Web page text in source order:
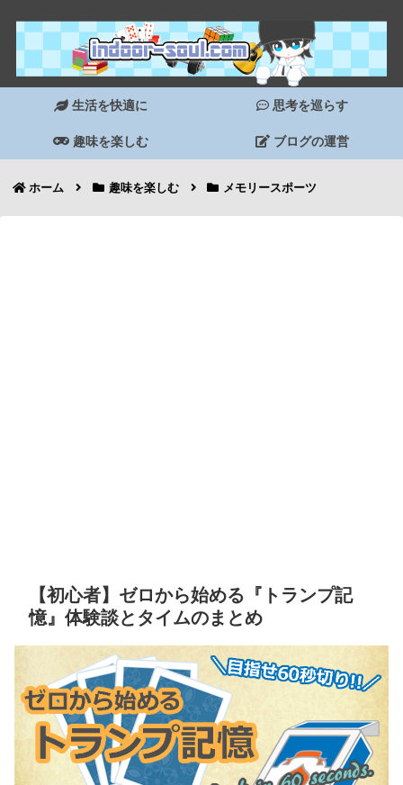
生活を快適に 思考を巡らす
趣味を楽しむ ブログの運営
ホーム 趣味を楽しむ メモリースポーツ
【初心者】ゼロから始める『トランプ記
憶』体験談とタイムのまとめ